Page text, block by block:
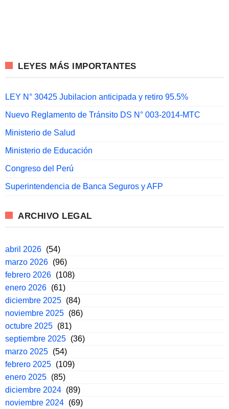
LEYES MÁS IMPORTANTES
LEY N° 30425 Jubilacion anticipada y retiro 95.5%
Nuevo Reglamento de Tránsito DS N° 003-2014-MTC
Ministerio de Salud
Ministerio de Educación
Congreso del Perú
Superintendencia de Banca Seguros y AFP
ARCHIVO LEGAL
abril 2026 (54)
marzo 2026 (96)
febrero 2026 (108)
enero 2026 (61)
diciembre 2025 (84)
noviembre 2025 (86)
octubre 2025 (81)
septiembre 2025 (36)
marzo 2025 (54)
febrero 2025 (109)
enero 2025 (85)
diciembre 2024 (89)
noviembre 2024 (69)